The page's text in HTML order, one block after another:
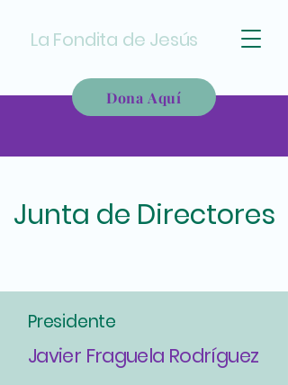
La Fondita de Jesús
Dona Aquí
Junta de Directores
Presidente
Javier Fraguela Rodríguez